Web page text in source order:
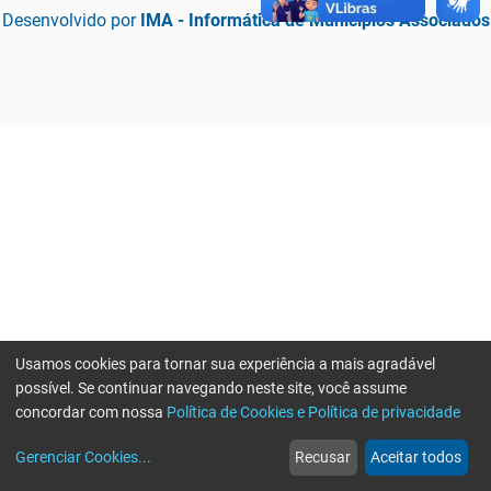
Desenvolvido por IMA - Informática de Municípios Associados
web
Notícias
more_horiz
Mais
Usamos cookies para tornar sua experiência a mais agradável
possível. Se continuar navegando neste site, você assume
concordar com nossa Política de Cookies e Política de privacidade
Gerenciar Cookies... Recusar Aceitar todos
Erro ao enviar informações, por favor tente novamente